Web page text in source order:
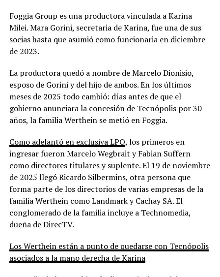
Foggia Group es una productora vinculada a Karina
Milei. Mara Gorini, secretaria de Karina, fue una de sus
socias hasta que asumió como funcionaria en diciembre
de 2023.
La productora quedó a nombre de Marcelo Dionisio,
esposo de Gorini y del hijo de ambos. En los últimos
meses de 2025 todo cambió: días antes de que el
gobierno anunciara la concesión de Tecnópolis por 30
años, la familia Werthein se metió en Foggia.
Como adelantó en exclusiva LPO, los primeros en
ingresar fueron Marcelo Wegbrait y Fabian Suffern
como directores titulares y suplente. El 19 de noviembre
de 2025 llegó Ricardo Silbermins, otra persona que
forma parte de los directorios de varias empresas de la
familia Werthein como Landmark y Cachay SA. El
conglomerado de la familia incluye a Technomedia,
dueña de DirecTV.
Los Werthein están a punto de quedarse con Tecnópolis
asociados a la mano derecha de Karina